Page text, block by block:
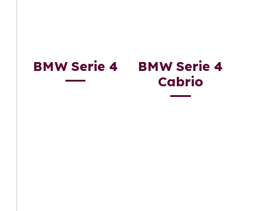
BMW Serie 4
BMW Serie 4
Cabrio